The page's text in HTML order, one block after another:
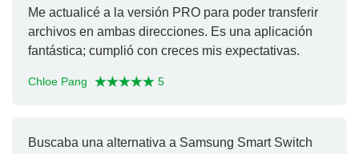
Me actualicé a la versión PRO para poder transferir
archivos en ambas direcciones. Es una aplicación
fantástica; cumplió con creces mis expectativas.
Chloe Pang 5
Buscaba una alternativa a Samsung Smart Switch